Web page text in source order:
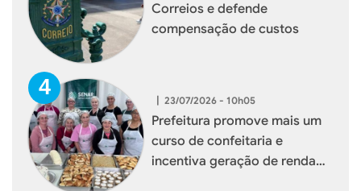
Correios e defende
compensação de custos
| 23/07/2026 - 10h05
Prefeitura promove mais um
curso de confeitaria e
incentiva geração de renda